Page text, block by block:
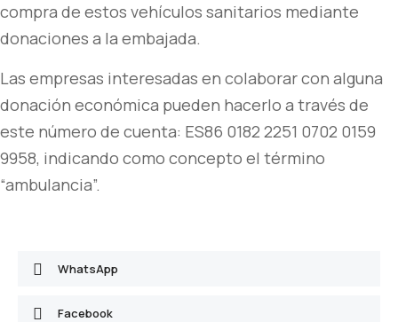
compra de estos vehículos sanitarios mediante
donaciones a la embajada.
Las empresas interesadas en colaborar con alguna
donación económica pueden hacerlo a través de
este número de cuenta: ES86 0182 2251 0702 0159
9958, indicando como concepto el término
“ambulancia”.
WhatsApp
Facebook